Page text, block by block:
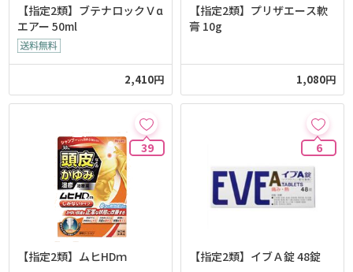
【指定2類】ブテナロックＶα
エアー 50ml
2,410円
【指定2類】プリザエース軟
膏 10g
1,080円
39
【指定2類】ムヒHDｍ
6
【指定2類】イブＡ錠 48錠